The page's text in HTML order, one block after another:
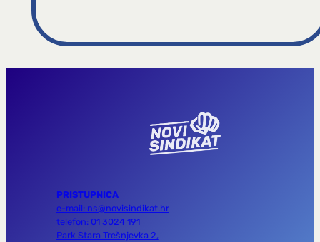
PRISTUPNICA
e-mail: ns@novisindikat.hr
telefon: 01 3024 191
Park Stara Trešnjevka 2,